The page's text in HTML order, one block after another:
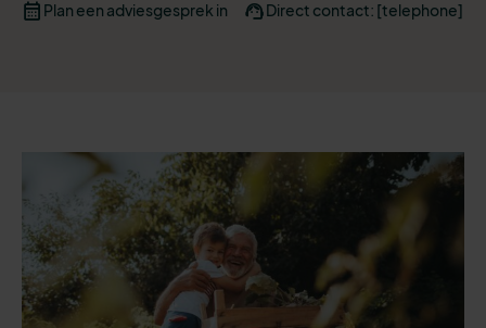
Plan een adviesgesprek in Direct contact: [telephone]